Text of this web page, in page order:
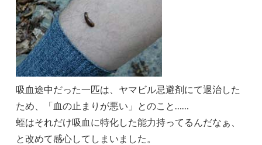
吸血途中だった一匹は、ヤマビル忌避剤にて退治した
ため、「血の止まりが悪い」とのこと……
蛭はそれだけ吸血に特化した能力持ってるんだなぁ、
と改めて感心してしまいました。